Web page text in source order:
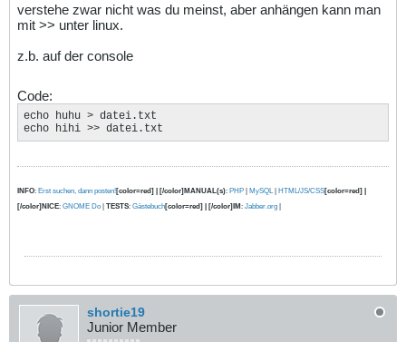
verstehe zwar nicht was du meinst, aber anhängen kann man
mit >> unter linux.
z.b. auf der console
Code:
echo huhu > datei.txt
echo hihi >> datei.txt
INFO: Erst suchen, dann posten![color=red] | [/color]MANUAL(s): PHP | MySQL | HTML/JS/CSS[color=red] |
[/color]NICE: GNOME Do | TESTS: Gästebuch[color=red] | [/color]IM: Jabber.org |
shortie19
Junior Member